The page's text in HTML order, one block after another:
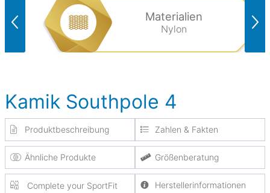
Materialien
Nylon
Kamik Southpole 4
Produktbeschreibung Zahlen & Fakten
Ähnliche Produkte Größenberatung
Complete your SportFit Herstellerinformationen